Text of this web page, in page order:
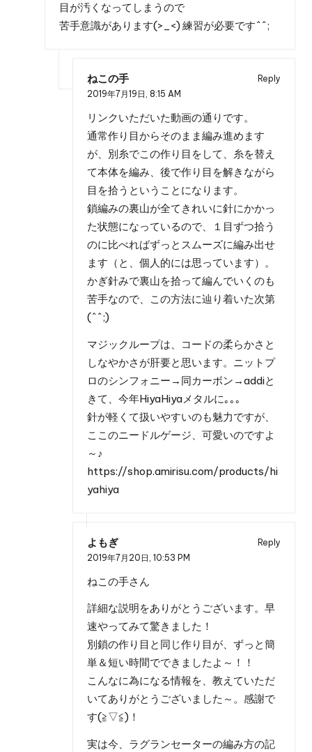
目が汚くなってしまうので
苦手意識があります(>_<) 練習が必要です^^;
ねこの手
Reply
2019年7月19日, 8:15 AM
リンクいただいた動画の通りです。
通常作り目からそのまま編み進めます
が、別糸でこの作り目をして、糸を替え
て本体を編み、後で作り目を解きながら
目を拾うということになります。
鎖編みの裏山が全てきれいに針にかかっ
た状態になっているので、１目ずつ拾う
のに比べればずっとスムーズに編み出せ
ます（と、個人的には思っています）。
かぎ針みで裏山を拾って編んでいくのも
苦手なので、この方法に辿り着いた次第
(^^;)
マジックループは、コードの柔らかさと
しなやかさが肝要と思います。ニットプ
ロのシンフォニー→同カーボン→addiと
きて、今年HiyaHiyaメタルに｡｡｡
針が軽くて扱いやすいのも魅力ですが、
ここのニードルゲージ、可愛いのですよ
～♪
https://shop.amirisu.com/products/hi
yahiya
よもぎ
Reply
2019年7月20日, 10:53 PM
ねこの手さん
詳細な説明をありがとうございます。早
速やってみて驚きました！
別鎖の作り目と同じ作り目が、ずっと簡
単＆短い時間でできましたよ～！！
こんなに為になる情報を、教えていただ
いてありがとうございました～。感謝で
す(≧▽≦)！
実は今、ラグランセーターの編み方の記